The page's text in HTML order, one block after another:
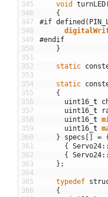
345
346
347
348
349
350
351
352
353
354
355
356
357
358
359
360
361
362
363
364
365
366
void
turnLED(
{
#if
#endif
}
static
static
{
uint16 t
uint16 t
uint16 t
uint16 t
}
specs = {
{
Servo24::
{
Servo24::
} ;
typedef
{